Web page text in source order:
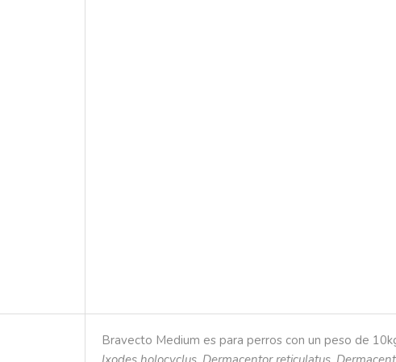
Bravecto Medium es para perros con un peso de